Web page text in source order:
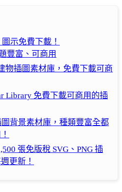
示免費下載！
豐富、可商用
物插圖素材庫，免費下載可商
Library 免費下載可商用的插
圖背景素材庫，種類豐富全都
張免版稅 SVG、PNG 插
更新！